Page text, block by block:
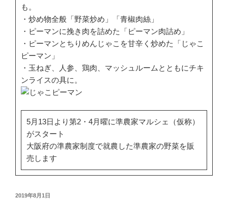
も。
・炒め物全般「野菜炒め」「青椒肉絲」
・ピーマンに挽き肉を詰めた「ピーマン肉詰め」
・ピーマンとちりめんじゃこを甘辛く炒めた「じゃこ
ピーマン」
・玉ねぎ、人参、鶏肉、マッシュルームとともにチキ
ンライスの具に。
5月13日より第2・4月曜に準農家マルシェ（仮称）
がスタート
大阪府の準農家制度で就農した準農家の野菜を販
売します
投
2019年8月1日